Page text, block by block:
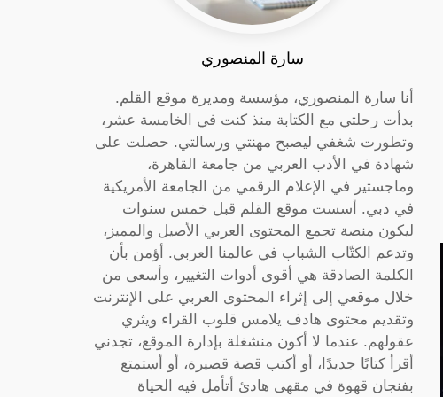
سارة المنصوري
أنا سارة المنصوري، مؤسسة ومديرة موقع القلم.
بدأت رحلتي مع الكتابة منذ كنت في الخامسة عشر،
وتطورت شغفي ليصبح مهنتي ورسالتي. حصلت على
شهادة في الأدب العربي من جامعة القاهرة،
وماجستير في الإعلام الرقمي من الجامعة الأمريكية
في دبي. أسست موقع القلم قبل خمس سنوات
ليكون منصة تجمع المحتوى العربي الأصيل والمميز،
وتدعم الكتّاب الشباب في عالمنا العربي. أؤمن بأن
الكلمة الصادقة هي أقوى أدوات التغيير، وأسعى من
خلال موقعي إلى إثراء المحتوى العربي على الإنترنت
وتقديم محتوى هادف يلامس قلوب القراء ويثري
عقولهم. عندما لا أكون منشغلة بإدارة الموقع، تجدني
أقرأ كتابًا جديدًا، أو أكتب قصة قصيرة، أو أستمتع
بفنجان قهوة في مقهى هادئ أتأمل فيه الحياة